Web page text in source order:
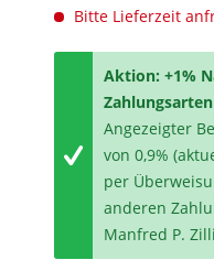
Bitte Lieferzeit
Aktion: +1%
Angezeigter
von 0,9%
per
anderen
Manfred P.